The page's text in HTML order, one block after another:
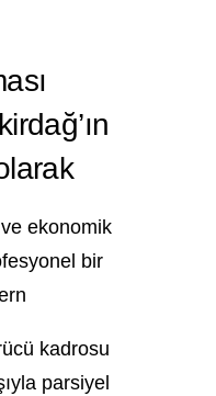
ekonomik
bir
kadrosu
parsiyel